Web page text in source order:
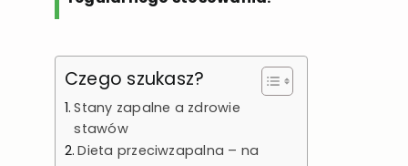
Czego szukasz?
Stany zapalne a zdrowie
stawów
Dieta przeciwzapalna – na